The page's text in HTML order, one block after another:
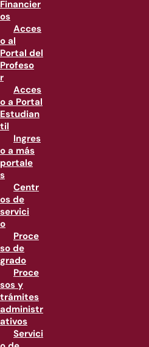
Financier
os
Acces
o al
Portal del
Profeso
r
Acces
o a Portal
Estudian
til
Ingres
o a más
portale
s
Centr
os de
servici
o
Proce
so de
grado
Proce
sos y
trámites
administr
ativos
Servici